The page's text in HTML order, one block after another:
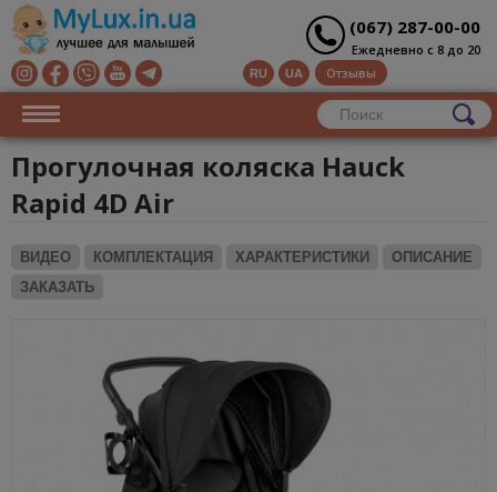
(067) 287-00-00
Ежедневно с 8 до 20
RU UA Отзывы
Прогулочная коляска Hauck
Rapid 4D Air
ВИДЕО КОМПЛЕКТАЦИЯ ХАРАКТЕРИСТИКИ
ОПИСАНИЕ
ЗАКАЗАТЬ